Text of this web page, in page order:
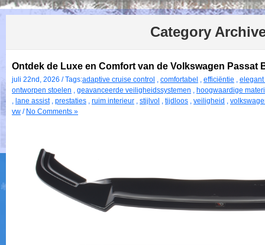
Category
Ontdek de Luxe en Comfort van de Volkswagen Passat
juli 22nd, 2026 / Tags:adaptive cruise control , comfortabel , efficiëntie ,
ontworpen stoelen , geavanceerde veiligheidssystemen , hoogwaardige
, lane assist, prestaties , ruim interieur , stijlvol , tijdloos , veiligheid ,
vw / No Comments »